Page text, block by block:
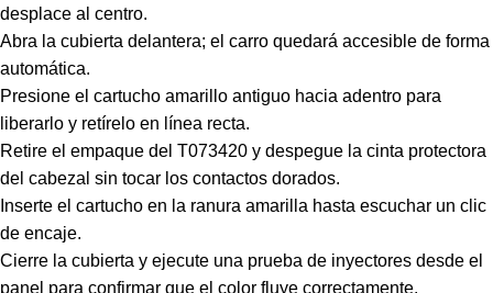
desplace al centro.
Abra la cubierta delantera; el carro quedará accesible de forma
automática.
Presione el cartucho amarillo antiguo hacia adentro para
liberarlo y retírelo en línea recta.
Retire el empaque del T073420 y despegue la cinta protectora
del cabezal sin tocar los contactos dorados.
Inserte el cartucho en la ranura amarilla hasta escuchar un clic
de encaje.
Cierre la cubierta y ejecute una prueba de inyectores desde el
panel para confirmar que el color fluye correctamente.